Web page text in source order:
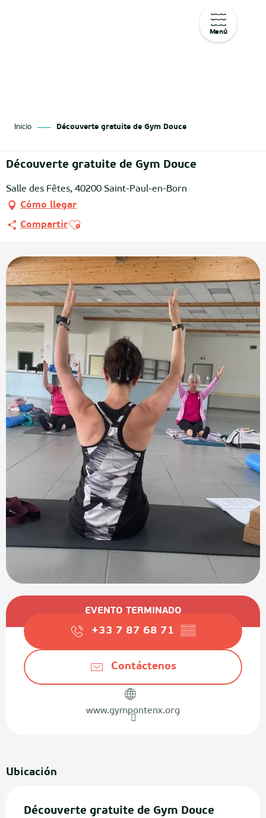
Menú
Inicio Découverte gratuite de Gym Douce
Découverte gratuite de Gym Douce
Salle des Fêtes, 40200 Saint-Paul-en-Born
Cómo llegar
CompartirAjouter aux favoris
Horarios y datos de contacto
EVENTO TERMINADO
+33 7 87 68 71 ▒▒
Contáctenos
www.gympontenx.org
Ubicación
Découverte gratuite de Gym Douce